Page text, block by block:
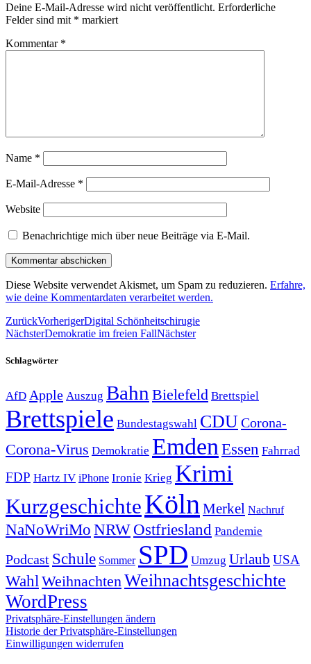
Deine E-Mail-Adresse wird nicht veröffentlicht. Erforderliche
Felder sind mit * markiert
Kommentar *
Name *
E-Mail-Adresse *
Website
Benachrichtige mich über neue Beiträge via E-Mail.
Diese Website verwendet Akismet, um Spam zu reduzieren. Erfahre,
wie deine Kommentardaten verarbeitet werden.
ZurückVorherigerDigital Schönheitschirugie
NächsterDemokratie im freien FallNächster
Schlagwörter
AfD Apple Auszug Bahn Bielefeld Brettspiel
Brettspiele Bundestagswahl CDUCorona-
Corona-Virus Demokratie Emden Essen Fahrrad
FDP Hartz IV iPhone Ironie Krieg Krimi
KurzgeschichteKölnMerkel Nachruf
NaNoWriMo NRWOstfriesland Pandemie
Podcast Schule Sommer SPD Umzug Urlaub USA
WahlWeihnachtenWeihnachtsgeschichte
WordPress
Privatsphäre-Einstellungen ändern
Historie der Privatsphäre-Einstellungen
Einwilligungen widerrufen